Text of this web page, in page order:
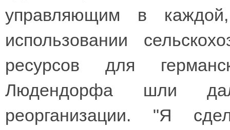
управляющим в
использовании
ресурсов для
Людендорфа шли
реорганизации. "Я